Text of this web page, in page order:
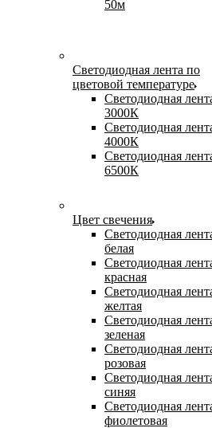
50м
Светодиодная лента по
цветовой температуре
Светодиодная
3000К
Светодиодная
4000К
Светодиодная
6500К
Цвет свечения
Светодиодная
белая
Светодиодная
красная
Светодиодная
желтая
Светодиодная
зеленая
Светодиодная
розовая
Светодиодная
синяя
Светодиодная
фиолетовая